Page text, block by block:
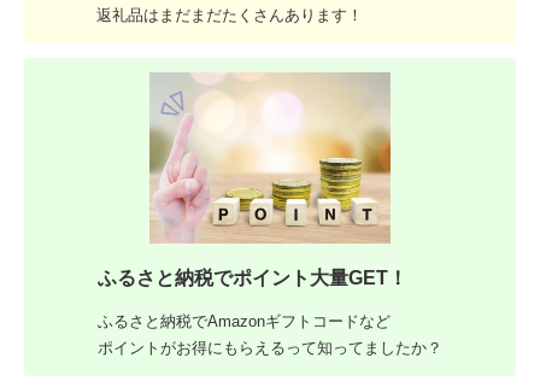
返礼品はまだまだたくさんあります！
ふるさと納税でポイント大量GET！
ふるさと納税でAmazonギフトコードなど
ポイントがお得にもらえるって知ってましたか？